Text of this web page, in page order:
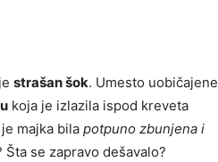
strašan šok. Umesto uobičajene
koja je izlazila ispod kreveta
majka bila potpuno zbunjena i
se zapravo dešavalo?